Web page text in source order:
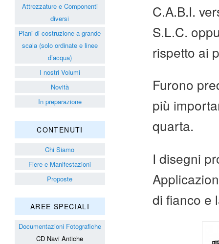
C.A.B.I.
S.L.C.
rispetto ai
Furono
più
quarta.
I disegni
di fianco e
Attrezzature e Componenti
diversi
Piani di costruzione a grande
scala (solo ordinate e linee
d’acqua)
I nostri Volumi
Novità
In preparazione
CONTENUTI
Chi Siamo
Fiere e Manifestazioni
Proposte
AREE SPECIALI
Documentazioni Fotografiche
CD Navi Antiche